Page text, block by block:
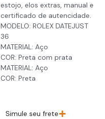
estojo, elos extras, manual e
certificado de autencidade.
MODELO: ROLEX DATEJUST
36
MATERIAL: Aço
COR: Preta com prata
MATERIAL: Aço
COR: Preta
Simule seu frete